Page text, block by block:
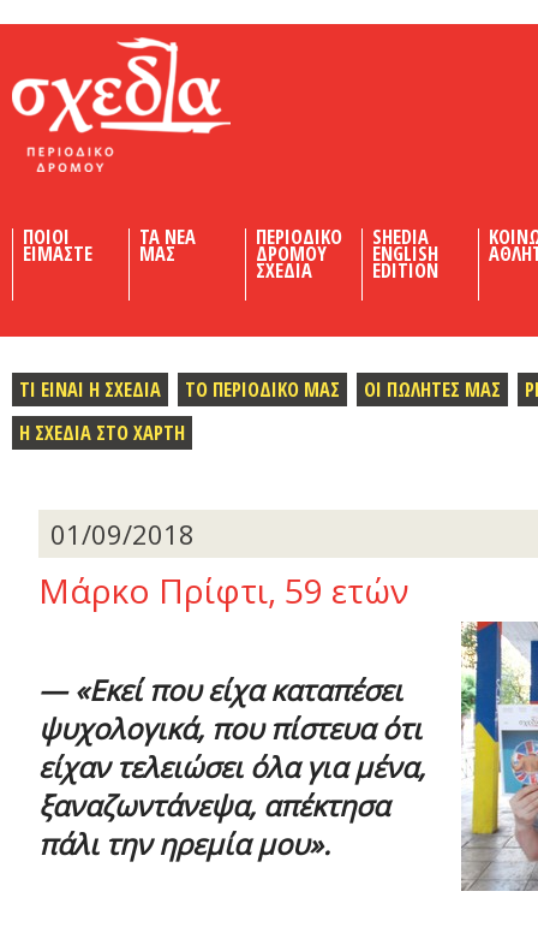
ΠΟΙΟΙ
ΕΙΜΑΣΤΕ
ΤΑ ΝΕΑ
ΜΑΣ
ΠΕΡΙΟΔΙΚΟ
ΔΡΟΜΟΥ
ΣΧΕΔΙΑ
SHEDIA
ENGLISH
EDITION
ΤΙ ΕΙΝΑΙ Η ΣΧΕΔΙΑ ΤΟ ΠΕΡΙΟΔΙΚΟ ΜΑΣ ΟΙ ΠΩΛΗΤΕΣ ΜΑΣ
Η ΣΧΕΔΙΑ ΣΤΟ ΧΑΡΤΗ
01/09/2018
Μάρκο Πρίφτι, 59 ετών
— «Εκεί που είχα καταπέσει
ψυχολογικά, που πίστευα ότι
είχαν τελειώσει όλα για μένα,
ξαναζωντάνεψα, απέκτησα
πάλι την ηρεμία μου».